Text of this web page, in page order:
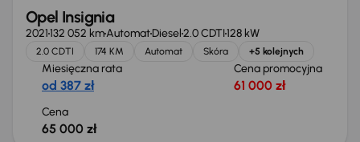
Opel Insignia
2021132 052 kmAutomatDiesel2.0 CDTI128 kW
2.0 CDTI 174 KM Automat Skóra +5 kolejnych
Miesięczna rata
od 387 zł
Cena promocyjna
61 000 zł
Cena
65 000 zł
Świeżo skupione